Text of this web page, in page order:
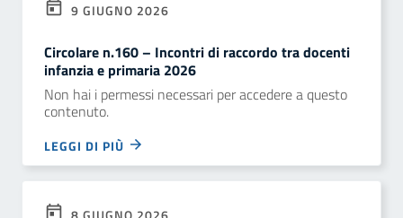
9 GIUGNO 2026
Circolare n.160 – Incontri di raccordo tra docenti
infanzia e primaria 2026
Non hai i permessi necessari per accedere a questo
contenuto.
LEGGI DI PIÙ